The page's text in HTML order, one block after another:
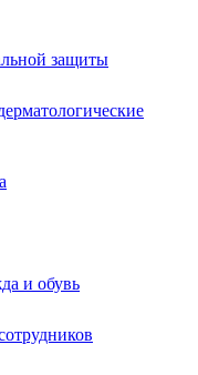
защиты
и обувь